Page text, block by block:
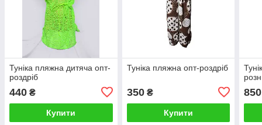
Туніка пляжна дитяча опт-
роздріб
440 ₴
Купити
Туніка пляжна опт-роздріб
350₴
Купити
850